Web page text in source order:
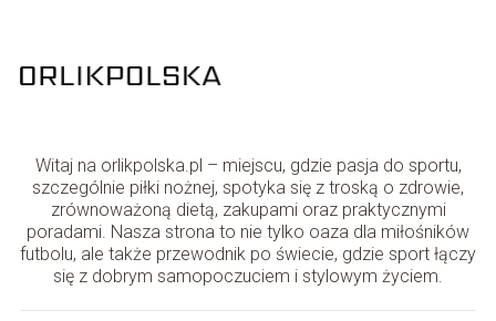
Witaj na orlikpolska.pl – miejscu, gdzie pasja do sportu,
szczególnie piłki nożnej, spotyka się z troską o zdrowie,
zrównoważoną dietą, zakupami oraz praktycznymi
poradami. Nasza strona to nie tylko oaza dla miłośników
futbolu, ale także przewodnik po świecie, gdzie sport łączy
się z dobrym samopoczuciem i stylowym życiem.